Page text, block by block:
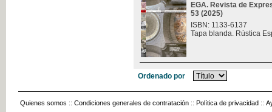
EGA. Revista de
53 (2025)
ISBN: 1133-6137
Tapa blanda. Rústica
Ordenado por
Quienes somos :: Condiciones generales de contratación :: Política de privacidad ::